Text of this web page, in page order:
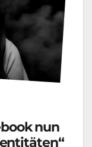
nun